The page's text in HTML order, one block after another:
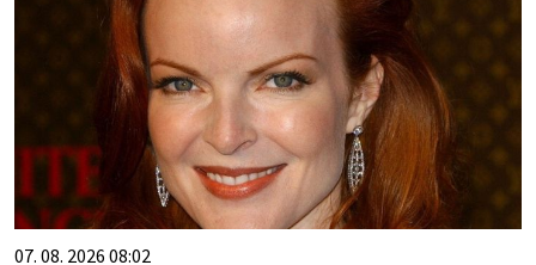
07. 08. 2026 08:02